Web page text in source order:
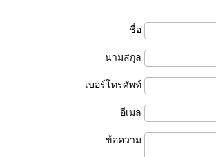
ชื่อ
นามสกุล
เบอร์โทรศัพท์
อีเมล
ข้อความ